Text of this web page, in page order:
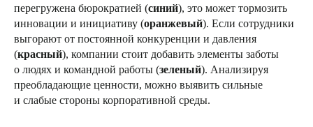
перегружена бюрократией (синий), это может тормозить
инновации и инициативу (оранжевый). Если сотрудники
выгорают от постоянной конкуренции и давления
(красный), компании стоит добавить элементы заботы
о людях и командной работы (зеленый). Анализируя
преобладающие ценности, можно выявить сильные
и слабые стороны корпоративной среды.